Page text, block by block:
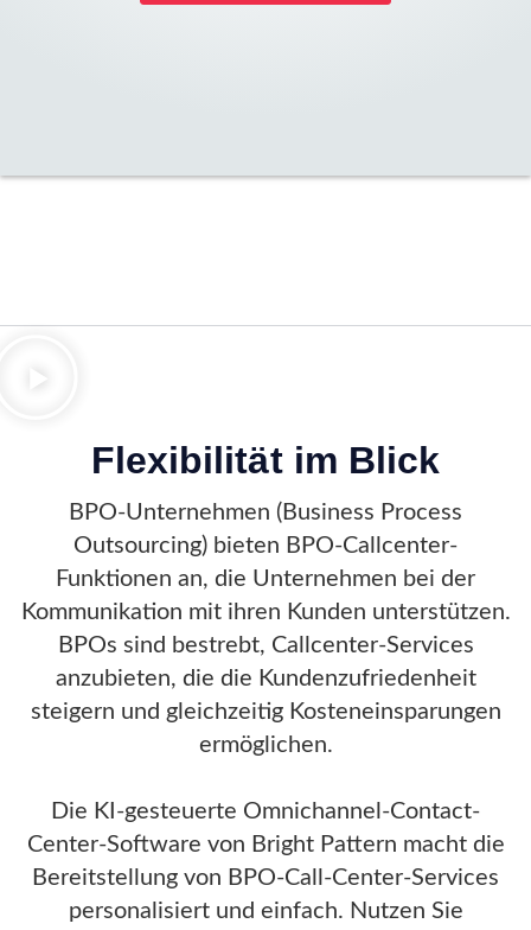
Flexibilität im Blick
BPO-Unternehmen (Business Process
Outsourcing) bieten BPO-Callcenter-
Funktionen an, die Unternehmen bei der
Kommunikation mit ihren Kunden unterstützen.
BPOs sind bestrebt, Callcenter-Services
anzubieten, die die Kundenzufriedenheit
steigern und gleichzeitig Kosteneinsparungen
ermöglichen.
Die KI-gesteuerte Omnichannel-Contact-
Center-Software von Bright Pattern macht die
Bereitstellung von BPO-Call-Center-Services
personalisiert und einfach. Nutzen Sie